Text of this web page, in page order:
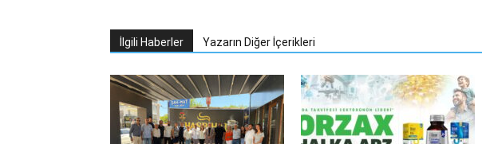
İlgili Haberler Yazarın Diğer İçerikleri